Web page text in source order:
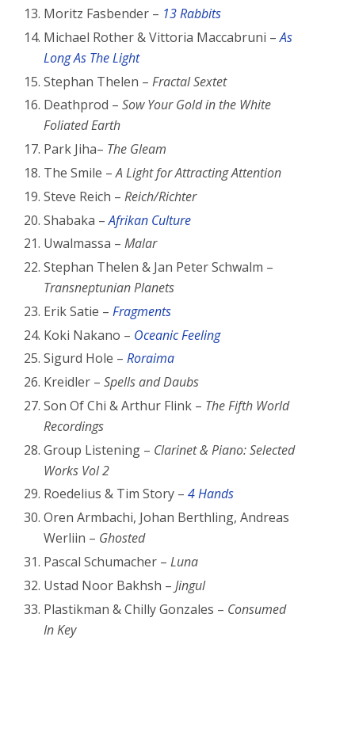
Moritz Fasbender – 13 Rabbits
Michael Rother & Vittoria Maccabruni –As
Long As The Light
Stephan Thelen –Fractal Sextet
Deathprod –Sow Your Gold in the White
Foliated Earth
Park Jiha– The Gleam
The Smile –A Light for Attracting Attention
Steve Reich –Reich/Richter
Shabaka –Afrikan Culture
Uwalmassa –Malar
Stephan Thelen & Jan Peter Schwalm –
Transneptunian Planets
Erik Satie –Fragments
Koki Nakano – Oceanic Feeling
Sigurd Hole –Roraima
Kreidler –Spells and Daubs
Son Of Chi & Arthur Flink – The Fifth World
Recordings
Group Listening – Clarinet & Piano: Selected
Works Vol 2
Roedelius & Tim Story –4 Hands
Oren Armbachi, Johan Berthling, Andreas
Werliin – Ghosted
Pascal Schumacher –Luna
Ustad Noor Bakhsh –Jingul
Plastikman & Chilly Gonzales – Consumed
In Key